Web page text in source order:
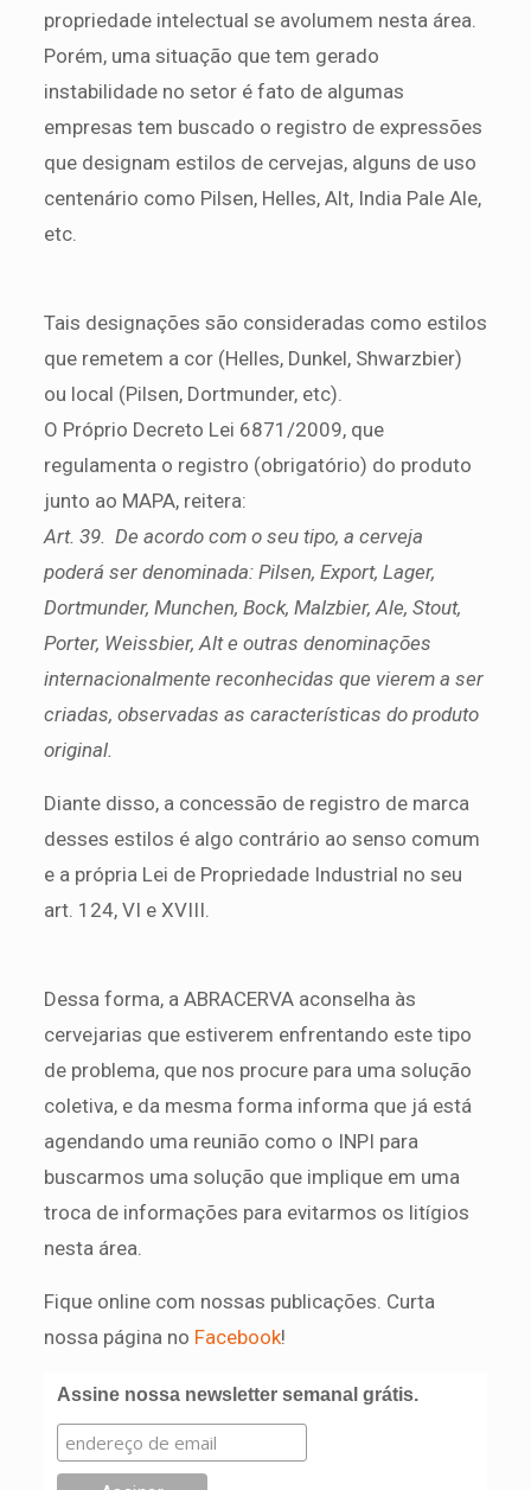
propriedade intelectual se avolumem nesta área.
Porém, uma situação que tem gerado
instabilidade no setor é fato de algumas
empresas tem buscado o registro de expressões
que designam estilos de cervejas, alguns de uso
centenário como Pilsen, Helles, Alt, India Pale Ale,
etc.
Tais designações são consideradas como estilos
que remetem a cor (Helles, Dunkel, Shwarzbier)
ou local (Pilsen, Dortmunder, etc).
O Próprio Decreto Lei 6871/2009, que
regulamenta o registro (obrigatório) do produto
junto ao MAPA, reitera:
Art. 39. De acordo com o seu tipo, a cerveja
poderá ser denominada: Pilsen, Export, Lager,
Dortmunder, Munchen, Bock, Malzbier, Ale, Stout,
Porter, Weissbier, Alt e outras denominações
internacionalmente reconhecidas que vierem a ser
criadas, observadas as características do produto
original.
Diante disso, a concessão de registro de marca
desses estilos é algo contrário ao senso comum
e a própria Lei de Propriedade Industrial no seu
art. 124, VI e XVIII.
Dessa forma, a ABRACERVA aconselha às
cervejarias que estiverem enfrentando este tipo
de problema, que nos procure para uma solução
coletiva, e da mesma forma informa que já está
agendando uma reunião como o INPI para
buscarmos uma solução que implique em uma
troca de informações para evitarmos os litígios
nesta área.
Fique online com nossas publicações. Curta
nossa página no Facebook!
Assine nossa newsletter semanal grátis.